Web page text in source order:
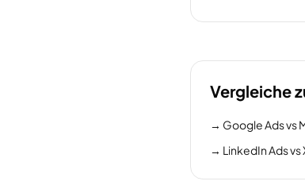
Vergleiche
→ Google Ads vs
→ LinkedIn Ads vs